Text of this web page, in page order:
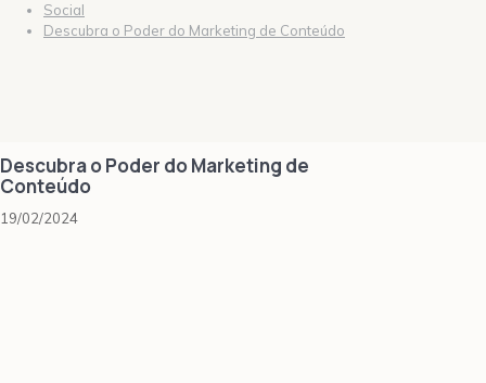
Social
Descubra o Poder do Marketing de Conteúdo
Descubra o Poder do Marketing de
Conteúdo
19/02/2024